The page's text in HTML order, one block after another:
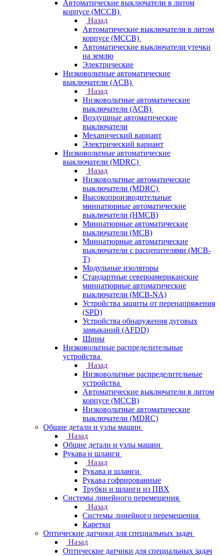
Автоматические выключатели в литом
корпусе (MCCB)
Назад
Автоматические выключатели в литом
корпусе (MCCB)
Автоматические выключатели утечки
на землю
Электрические
Низковольтные автоматические
выключатели (ACB)
Назад
Низковольтные автоматические
выключатели (ACB)
Воздушные автоматические
выключатели
Механический вариант
Электрический вариант
Низковольтные автоматические
выключатели (MDRC)
Назад
Низковольтные автоматические
выключатели (MDRC)
Высокопроизводительные
миниатюрные автоматические
выключатели (HMCB)
Миниатюрные автоматические
выключатели (MCB)
Миниатюрные автоматические
выключатели с расцепителями (MCB-
T)
Модульные изоляторы
Стандартные североамериканские
миниатюрные автоматические
выключатели (MCB-NA)
Устройства защиты от перенапряжения
(SPD)
Устройства обнаружения дуговых
замыканий (AFDD)
Шины
Низковольтные распределительные
устройства
Назад
Низковольтные распределительные
устройства
Автоматические выключатели в литом
корпусе (MCCB)
Низковольтные автоматические
выключатели (MDRC)
Общие детали и узлы машин
Назад
Общие детали и узлы машин
Рукава и шланги
Назад
Рукава и шланги
Рукава гофрированные
Трубки и шланги из ПВХ
Системы линейного перемещения
Назад
Системы линейного перемещения
Каретки
Оптические датчики для специальных задач
Назад
Оптические датчики для специальных задач